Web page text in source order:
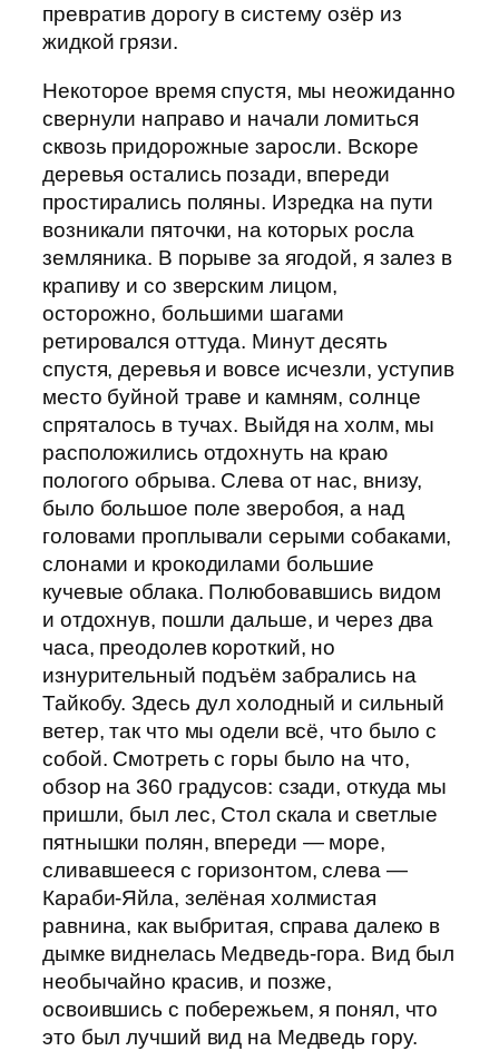
превратив дорогу в систему озёр из
жидкой грязи.
Некоторое время спустя, мы неожиданно
свернули направо и начали ломиться
сквозь придорожные заросли. Вскоре
деревья остались позади, впереди
простирались поляны. Изредка на пути
возникали пяточки, на которых росла
земляника. В порыве за ягодой, я залез в
крапиву и со зверским лицом,
осторожно, большими шагами
ретировался оттуда. Минут десять
спустя, деревья и вовсе исчезли, уступив
место буйной траве и камням, солнце
спряталось в тучах. Выйдя на холм, мы
расположились отдохнуть на краю
пологого обрыва. Слева от нас, внизу,
было большое поле зверобоя, а над
головами проплывали серыми собаками,
слонами и крокодилами большие
кучевые облака. Полюбовавшись видом
и отдохнув, пошли дальше, и через два
часа, преодолев короткий, но
изнурительный подъём забрались на
Тайкобу. Здесь дул холодный и сильный
ветер, так что мы одели всё, что было с
собой. Смотреть с горы было на что,
обзор на 360 градусов: сзади, откуда мы
пришли, был лес, Стол скала и светлые
пятнышки полян, впереди — море,
сливавшееся с горизонтом, слева —
Караби-Яйла, зелёная холмистая
равнина, как выбритая, справа далеко в
дымке виднелась Медведь-гора. Вид был
необычайно красив, и позже,
освоившись с побережьем, я понял, что
это был лучший вид на Медведь гору.